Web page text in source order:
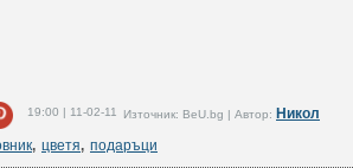
19:00 | 11-02-11 Източник: BeU.bg | Автор: Никол
, цветя, подаръци